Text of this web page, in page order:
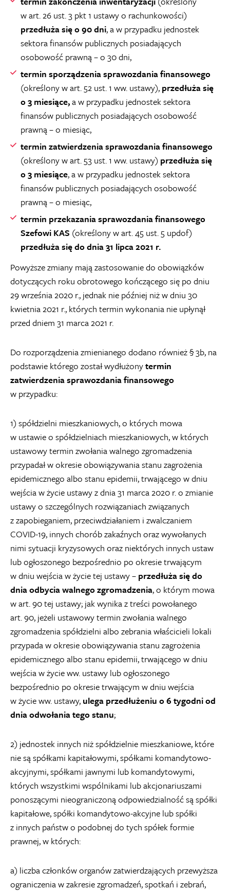
w art. 26 ust. 3 pkt 1 ustawy o rachunkowości)
przedłuża się o 90 dni, a w przypadku jednostek
sektora finansów publicznych posiadających
osobowość prawną – o 30 dni,
termin sporządzenia sprawozdania finansowego
(określony w art. 52 ust. 1 ww. ustawy), przedłuża się
o 3 miesiące,a w przypadku jednostek sektora
finansów publicznych posiadających osobowość
prawną – o miesiąc,
termin zatwierdzenia sprawozdania finansowego
(określony w art. 53 ust. 1 ww. ustawy) przedłuża się
o 3 miesiące, a w przypadku jednostek sektora
finansów publicznych posiadających osobowość
prawną – o miesiąc,
termin przekazania sprawozdania finansowego
Szefowi KAS (określony w art. 45 ust. 5 updof)
przedłuża się do dnia 31 lipca 2021 r.
Powyższe zmiany mają zastosowanie do obowiązków
dotyczących roku obrotowego kończącego się po dniu
29 września 2020 r., jednak nie później niż w dniu 30
kwietnia 2021 r., których termin wykonania nie upłynął
przed dniem 31 marca 2021 r.
Do rozporządzenia zmienianego dodano również § 3b, na
podstawie którego został wydłużonytermin
zatwierdzenia sprawozdania finansowego
w przypadku:
1) spółdzielni mieszkaniowych, o których mowa
w ustawie o spółdzielniach mieszkaniowych, w których
ustawowy termin zwołania walnego zgromadzenia
przypadał w okresie obowiązywania stanu zagrożenia
epidemicznego albo stanu epidemii, trwającego w dniu
wejścia w życie ustawy z dnia 31 marca 2020 r. o zmianie
ustawy o szczególnych rozwiązaniach związanych
z zapobieganiem, przeciwdziałaniem i zwalczaniem
COVID-19, innych chorób zakaźnych oraz wywołanych
nimi sytuacji kryzysowych oraz niektórych innych ustaw
lub ogłoszonego bezpośrednio po okresie trwającym
w dniu wejścia w życie tej ustawy – przedłuża się do
dnia odbycia walnego zgromadzenia, o którym mowa
w art. 90 tej ustawy; jak wynika z treści powołanego
art. 90, jeżeli ustawowy termin zwołania walnego
zgromadzenia spółdzielni albo zebrania właścicieli lokali
przypada w okresie obowiązywania stanu zagrożenia
epidemicznego albo stanu epidemii, trwającego w dniu
wejścia w życie ww. ustawy lub ogłoszonego
bezpośrednio po okresie trwającym w dniu wejścia
w życie ww. ustawy, ulega przedłużeniu o 6 tygodni od
dnia odwołania tego stanu;
2) jednostek innych niż spółdzielnie mieszkaniowe, które
nie są spółkami kapitałowymi, spółkami komandytowo-
akcyjnymi, spółkami jawnymi lub komandytowymi,
których wszystkimi wspólnikami lub akcjonariuszami
ponoszącymi nieograniczoną odpowiedzialność są spółki
kapitałowe, spółki komandytowo-akcyjne lub spółki
z innych państw o podobnej do tych spółek formie
prawnej, w których:
a) liczba członków organów zatwierdzających przewyższa
ograniczenia w zakresie zgromadzeń, spotkań i zebrań,